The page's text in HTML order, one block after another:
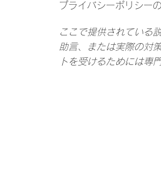
プライバシーポリシー
ここで提供されている
助言、または実際の対
トを受けるためには専